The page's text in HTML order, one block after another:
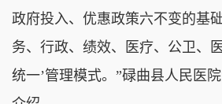
政府投入、优惠政策六不变的基
务、行政、绩效、医疗、公卫、
统一’管理模式。”碌曲县人民医